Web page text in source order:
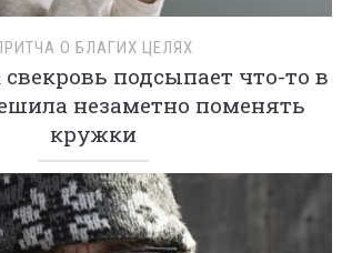
О БЛАГИХ ЦЕЛЯХ
подсыпает что-то в
незаметно поменять
кружки